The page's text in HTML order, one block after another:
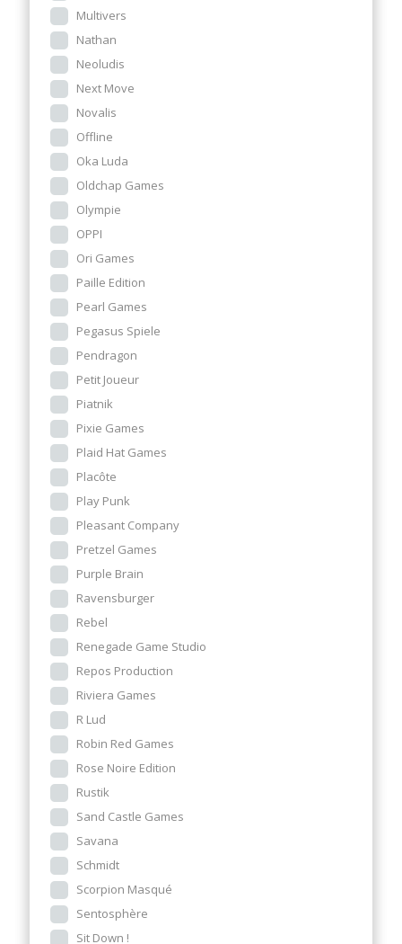
Multivers
Nathan
Neoludis
Next Move
Novalis
Offline
Oka Luda
Oldchap Games
Olympie
OPPI
Ori Games
Paille Edition
Pearl Games
Pegasus Spiele
Pendragon
Petit Joueur
Piatnik
Pixie Games
Plaid Hat Games
Placôte
Play Punk
Pleasant Company
Pretzel Games
Purple Brain
Ravensburger
Rebel
Renegade Game Studio
Repos Production
Riviera Games
R Lud
Robin Red Games
Rose Noire Edition
Rustik
Sand Castle Games
Savana
Schmidt
Scorpion Masqué
Sentosphère
Sit Down !